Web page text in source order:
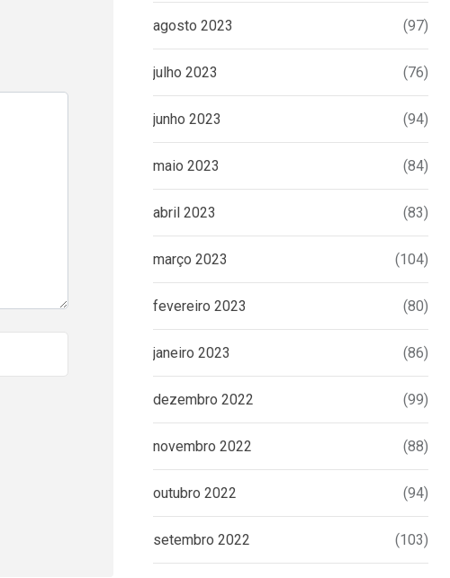
agosto 2023 (97)
julho 2023 (76)
junho 2023 (94)
maio 2023 (84)
abril 2023 (83)
março 2023 (104)
fevereiro 2023 (80)
janeiro 2023 (86)
dezembro 2022 (99)
novembro 2022 (88)
outubro 2022 (94)
setembro 2022 (103)